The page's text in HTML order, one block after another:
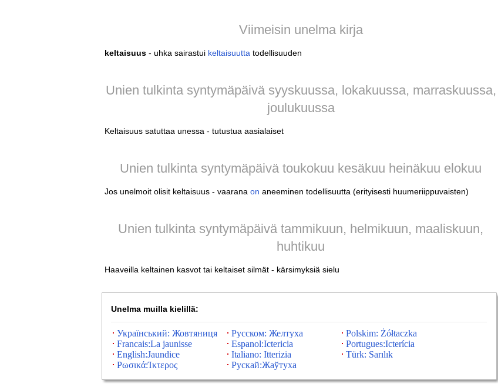
Viimeisin unelma kirja
keltaisuus - uhka sairastui keltaisuutta todellisuuden
Unien tulkinta syntymäpäivä syyskuussa, lokakuussa, marraskuussa,
joulukuussa
Keltaisuus satuttaa unessa - tutustua aasialaiset
Unien tulkinta syntymäpäivä toukokuu kesäkuu heinäkuu elokuu
Jos unelmoit olisit keltaisuus - vaarana on aneeminen todellisuutta (erityisesti huumeriippuvaisten)
Unien tulkinta syntymäpäivä tammikuun, helmikuun, maaliskuun,
huhtikuu
Haaveilla keltainen kasvot tai keltaiset silmät - kärsimyksiä sielu
Unelma muilla kielillä:
Український: Жовтяниця Русском: Желтуха
Polskim: Żółtaczka
Francais:La jaunisse
Espanol:Ictericia
Portugues:Icterícia
English:Jaundice
Italiano: Itterizia
Türk: Sarılık
Ρωσικά:Ίκτερος
Рускай:Жаўтуха